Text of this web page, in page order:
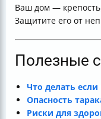
Ваш дом —
Защитите его от
Полезные
Что делать если
Опасность
Риски для